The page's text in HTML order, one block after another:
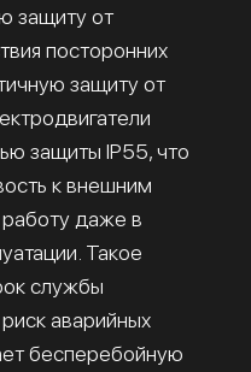
защиту от
посторонних
защиту от
защиты IP55, что
к внешним
даже в
Такое
службы
аварийных
бесперебойную